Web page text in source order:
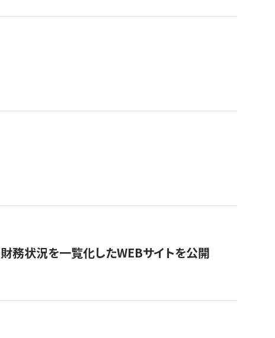
務状況を一覧化したWEBサイトを公開